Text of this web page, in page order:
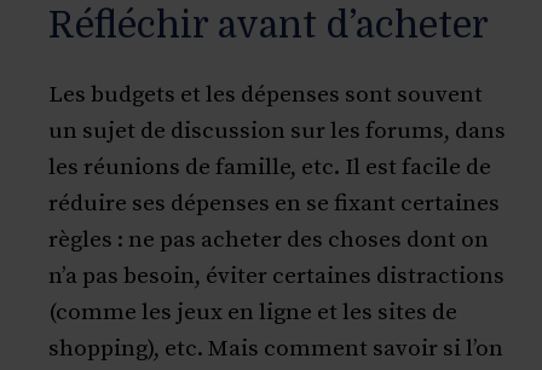
Réfléchir avant d’acheter
Les budgets et les dépenses sont souvent
un sujet de discussion sur les forums, dans
les réunions de famille, etc. Il est facile de
réduire ses dépenses en se fixant certaines
règles : ne pas acheter des choses dont on
n’a pas besoin, éviter certaines distractions
(comme les jeux en ligne et les sites de
shopping), etc. Mais comment savoir si l’on